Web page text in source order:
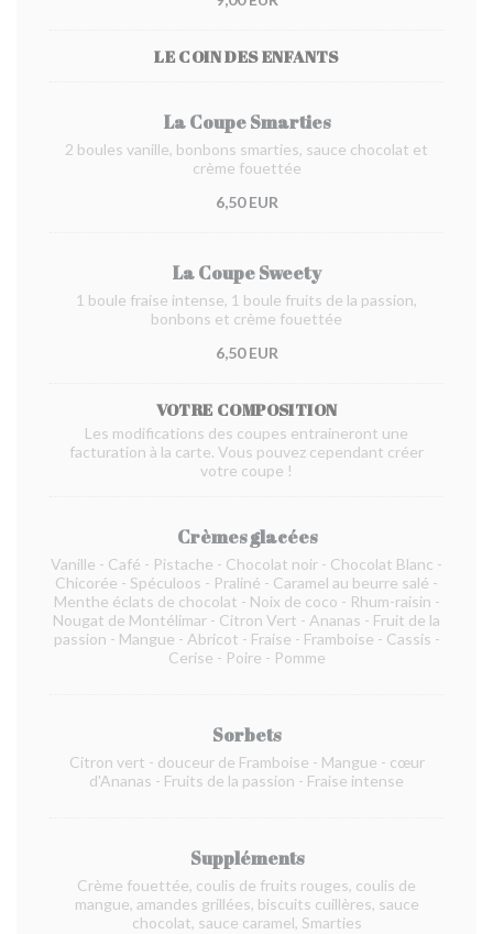
LE COIN DES ENFANTS
La Coupe Smarties
2 boules vanille, bonbons smarties, sauce chocolat et
crème fouettée
6,50 EUR
La Coupe Sweety
1 boule fraise intense, 1 boule fruits de la passion,
bonbons et crème fouettée
6,50 EUR
VOTRE COMPOSITION
Les modifications des coupes entraineront une
facturation à la carte. Vous pouvez cependant créer
votre coupe !
Crèmes glacées
Vanille - Café - Pistache - Chocolat noir - Chocolat Blanc -
Chicorée - Spéculoos - Praliné - Caramel au beurre salé -
Menthe éclats de chocolat - Noix de coco - Rhum-raisin -
Nougat de Montélimar - Citron Vert - Ananas - Fruit de la
passion - Mangue - Abricot - Fraise - Framboise - Cassis -
Cerise - Poire - Pomme
Sorbets
Citron vert - douceur de Framboise - Mangue - cœur
d'Ananas - Fruits de la passion - Fraise intense
Suppléments
Crème fouettée, coulis de fruits rouges, coulis de
mangue, amandes grillées, biscuits cuillères, sauce
chocolat, sauce caramel, Smarties